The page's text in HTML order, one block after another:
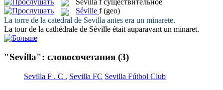
Séville f (geo)
La torre de la catedral de Sevilla antes era un minarete.
La tour de la cathédrale de Séville était auparavant un minaret.
"Sevilla": словосочетания (3)
Sevilla F . C . Sevilla FC Sevilla Fútbol Club